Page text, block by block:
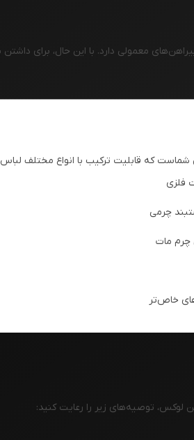
معمولی دارد. با این حال، برای داشتن
که قابلیت ترکیب با انواع مختلف لباس
فلزی
چرمی
چرم مات
خاص‌تر
توصیه‌های زیر را رعایت کنید: